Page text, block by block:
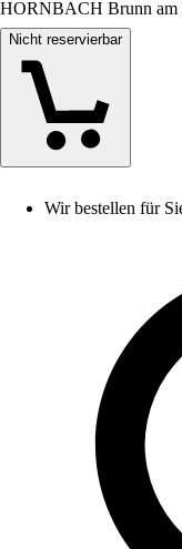
HORNBACH Brunn am
Nicht reservierbar
Wir bestellen für